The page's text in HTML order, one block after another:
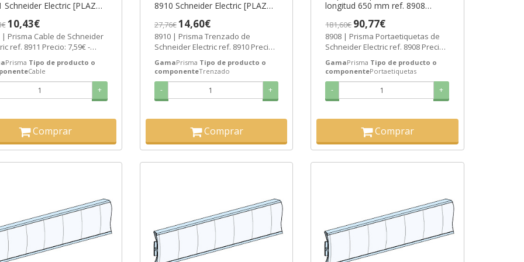
Schneider Electric [PLAZO
10,43€
| Prisma Cable de Schneider
ref. 8911 Precio: 7,59€ -
Prisma Tipo de producto o
Cable
+
Comprar
8910 Schneider Electric [PLAZO
27,76€14,60€
8910 | Prisma Trenzado de
Schneider Electric ref. 8910 Precio:
GamaPrisma Tipo de producto o
componenteTrenzado
- +
Comprar
longitud 650 mm ref. 8908
SEMANAS]
181,60€90,77€
8908 | Prisma Portaetiquetas de
Schneider Electric ref. 8908 Precio:
GamaPrisma Tipo de producto o
componentePortaetiquetas
- +
Comprar